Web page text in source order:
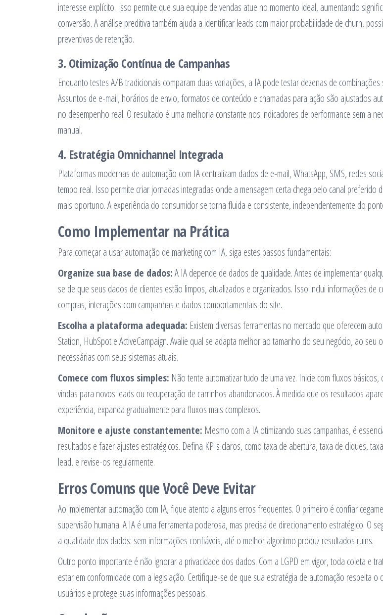
interesse explícito. Isso permite que sua equipe de vendas atue no momento ideal, aumentando
conversão. A análise preditiva também ajuda a identificar leads com maior probabilidade de churn,
preventivas de retenção.
3. Otimização Contínua de Campanhas
Enquanto testes A/B tradicionais comparam duas variações, a IA pode testar dezenas de combinações
Assuntos de e-mail, horários de envio, formatos de conteúdo e chamadas para ação são ajustados
no desempenho real. O resultado é uma melhoria constante nos indicadores de performance sem a
manual.
4. Estratégia Omnichannel Integrada
Plataformas modernas de automação com IA centralizam dados de e-mail, WhatsApp, SMS, redes
tempo real. Isso permite criar jornadas integradas onde a mensagem certa chega pelo canal preferido
mais oportuno. A experiência do consumidor se torna fluida e consistente, independentemente do
Como Implementar na Prática
Para começar a usar automação de marketing com IA, siga estes passos fundamentais:
Organize sua base de dados:A IA depende de dados de qualidade. Antes de implementar
se de que seus dados de clientes estão limpos, atualizados e organizados. Isso inclui informações de
compras, interações com campanhas e dados comportamentais do site.
Escolha a plataforma adequada: Existem diversas ferramentas no mercado que oferecem
Station, HubSpot e ActiveCampaign. Avalie qual se adapta melhor ao tamanho do seu negócio, ao seu
necessárias com seus sistemas atuais.
Comece com fluxos simples: Não tente automatizar tudo de uma vez. Inicie com fluxos
vindas para novos leads ou recuperação de carrinhos abandonados. À medida que os resultados
experiência, expanda gradualmente para fluxos mais complexos.
Monitore e ajuste constantemente: Mesmo com a IA otimizando suas campanhas, é
resultados e fazer ajustes estratégicos. Defina KPIs claros, como taxa de abertura, taxa de cliques,
lead, e revise-os regularmente.
Erros Comuns que Você Deve Evitar
Ao implementar automação com IA, fique atento a alguns erros frequentes. O primeiro é confiar
supervisão humana. A IA é uma ferramenta poderosa, mas precisa de direcionamento estratégico. O
a qualidade dos dados: sem informações confiáveis, até o melhor algoritmo produz resultados ruins.
Outro ponto importante é não ignorar a privacidade dos dados. Com a LGPD em vigor, toda coleta e
estar em conformidade com a legislação. Certifique-se de que sua estratégia de automação respeita o
usuários e protege suas informações pessoais.